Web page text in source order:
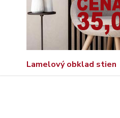
Lamelový obklad stien